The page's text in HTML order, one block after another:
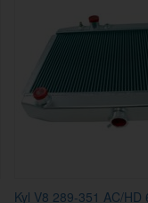
Kyl V8 289-351 AC/HD